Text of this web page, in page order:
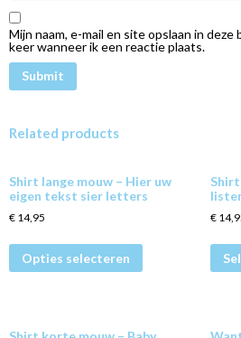
Mijn naam, e-mail en site opslaan in
keer wanneer ik een reactie plaats.
Related products
Shirt lange mouw – Hier uw
eigen tekst sier letters
€ 14,95
Opties selecteren
Shirt
€